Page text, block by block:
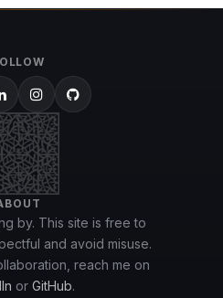
by. This site is free to
and avoid misuse.
reach me on
or GitHub.